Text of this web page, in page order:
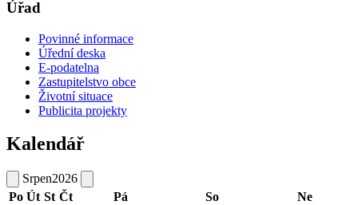
Úřad
Povinné informace
Úřední deska
E-podatelna
Zastupitelstvo obce
Životní situace
Publicita projekty
Kalendář
Srpen2026
Po Út St Čt Pá So
Ne